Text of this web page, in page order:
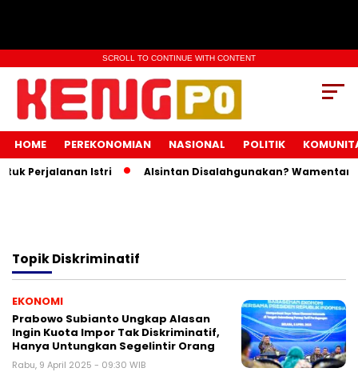
SCROLL TO CONTINUE WITH CONTENT
HOME PEREKONOMIAN NASIONAL POLITIK
Perjalanan Istri Alsintan Disalahgunakan? Wamentan
TopikDiskriminatif
EKONOMI
Prabowo Subianto Ungkap Alasan
Ingin Kuota Impor Tak Diskriminatif,
Hanya Untungkan Segelintir Orang
Rabu, 9 April 2025 - 09:30 WIB